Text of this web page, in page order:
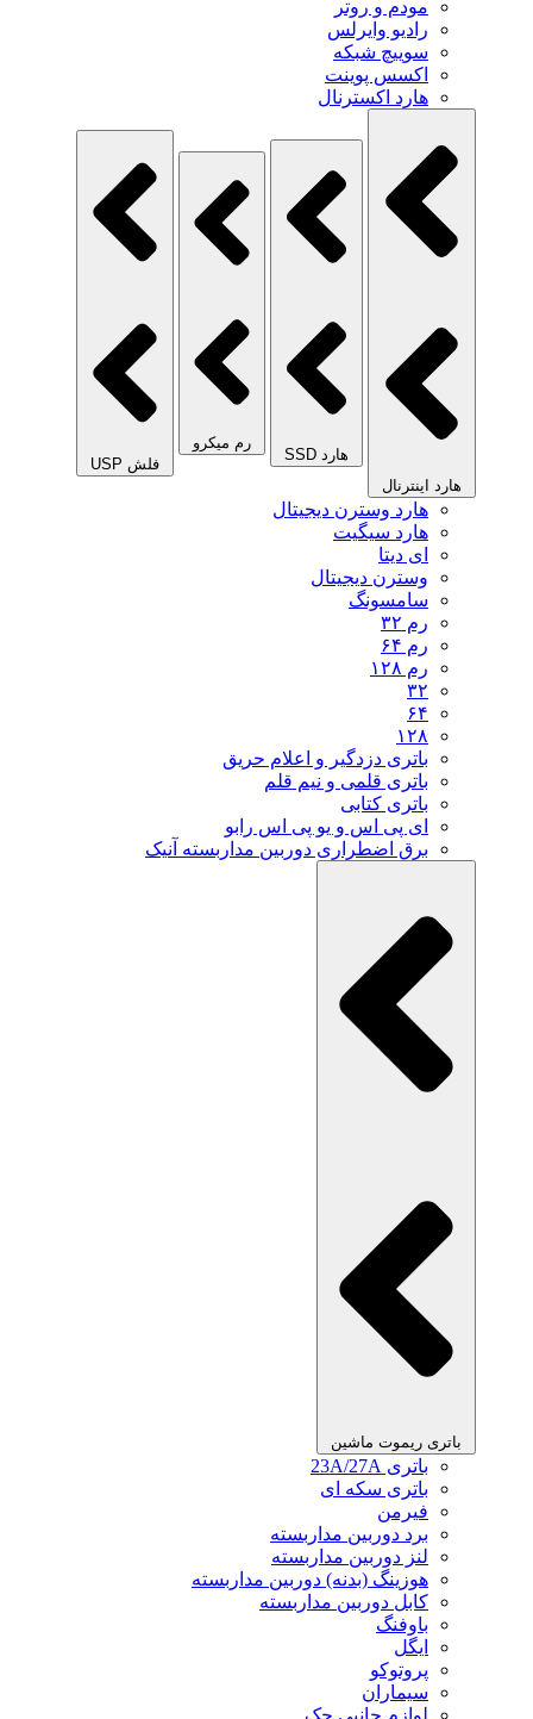
مودم و روتر
رادیو وایرلس
سوییچ شبکه
اکسس پوینت
هارد اکسترنال
هارد اینترنال
هارد SSD
رم میکرو
فلش USP
هارد وسترن دیجیتال
هارد سیگیت
ای دیتا
وسترن دیجیتال
سامسونگ
رم ۳۲
رم ۶۴
رم ۱۲۸
۳۲
۶۴
۱۲۸
باتری دزدگیر و اعلام حریق
باتری قلمی و نیم قلم
باتری کتابی
ای پی اس و یو پی اس رابو
برق اضطراری دوربین مداربسته آنیک
باتری ریموت ماشین
باتری 23A/27A
باتری سکه ای
فیرمن
برد دوربین مداربسته
لنز دوربین مداربسته
هوزینگ (بدنه) دوربین مداربسته
کابل دوربین مداربسته
باوفنگ
ایگل
پروتوکو
سیماران
لوازم جانبی جک